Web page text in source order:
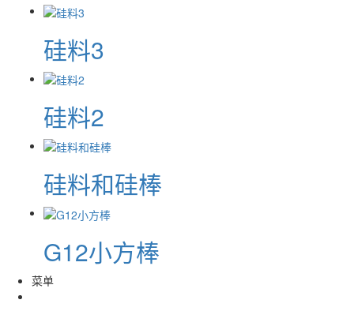
硅料3
硅料2
硅料和硅棒
G12小方棒
菜单